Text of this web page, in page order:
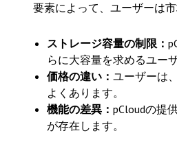
要素によって、ユーザーは
ストレージ容量の制限：
らに大容量を求めるユー
価格の違い： ユーザーは
よくあります。
機能の差異： pCloudの提
が存在します。